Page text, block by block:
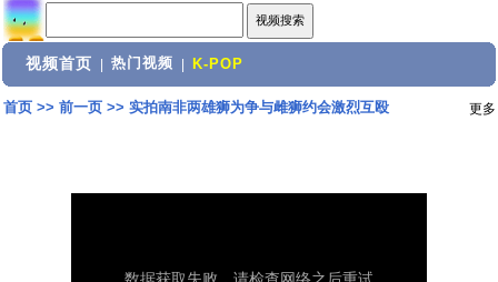
视频首页 热门视频 K-POP
首页>> 前一页>> 实拍南非两雄狮为争与雌狮约会激烈互殴 更多